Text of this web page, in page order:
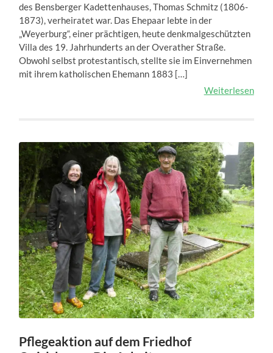
des Bensberger Kadettenhauses, Thomas Schmitz (1806-
1873), verheiratet war. Das Ehepaar lebte in der
„Weyerburg“, einer prächtigen, heute denkmalgeschützten
Villa des 19. Jahrhunderts an der Overather Straße.
Obwohl selbst protestantisch, stellte sie im Einvernehmen
mit ihrem katholischen Ehemann 1883 […]
Weiterlesen
Pflegeaktion auf dem Friedhof